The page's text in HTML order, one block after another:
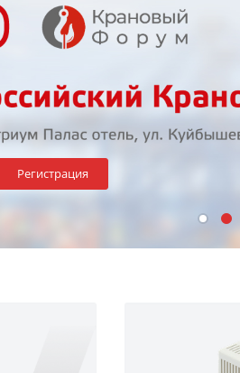
Регистрация